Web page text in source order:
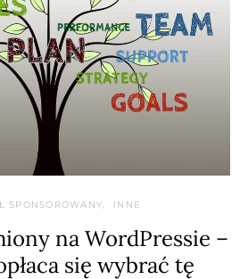
SPONSOROWANY INNE
na WordPressie –
się wybrać tę